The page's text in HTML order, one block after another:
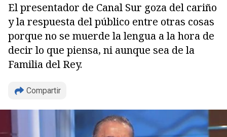
El presentador de Canal Sur goza del cariño
y la respuesta del público entre otras cosas
porque no se muerde la lengua a la hora de
decir lo que piensa, ni aunque sea de la
Familia del Rey.
Compartir
Copiar